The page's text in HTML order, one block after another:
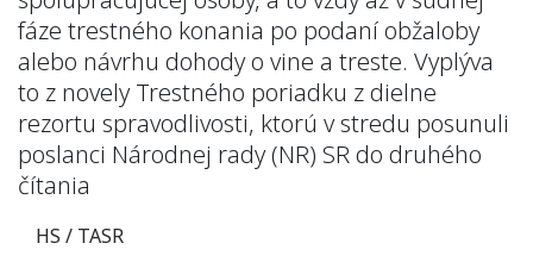
fáze trestného konania po podaní obžaloby
alebo návrhu dohody o vine a treste. Vyplýva
to z novely Trestného poriadku z dielne
rezortu spravodlivosti, ktorú v stredu posunuli
poslanci Národnej rady (NR) SR do druhého
čítania
HS / TASR